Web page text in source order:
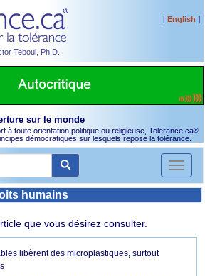
Teboul, Ph.D.
[English ]
sur le monde
à toute orientation politique ou religieuse, Tolerance.ca®
démocratiques sur lesquels repose la tolérance.
Toggle
humains
que vous désirez consulter.
libèrent des microplastiques, surtout